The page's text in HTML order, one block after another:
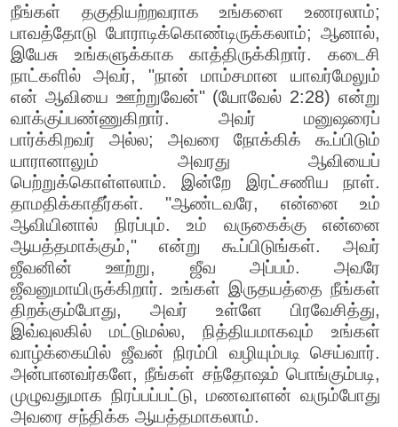
நீங்கள் தகுதியற்றவராக உங்களை உணரலாம்;
பாவத்தோடு போராடிக்கொண்டிருக்கலாம்; ஆனால்,
இயேசு உங்களுக்காக காத்திருக்கிறார். கடைசி
நாட்களில் அவர், "நான் மாம்சமான யாவர்மேலும்
என் ஆவியை ஊற்றுவேன்" (யோவேல் 2:28) என்று
வாக்குப்பண்ணுகிறார். அவர் மனுஷரைப்
பார்க்கிறவர் அல்ல; அவரை நோக்கிக் கூப்பிடும்
யாரானாலும் அவரது ஆவியைப்
பெற்றுக்கொள்ளலாம். இன்றே இரட்சணிய நாள்.
தாமதிக்காதீர்கள். "ஆண்டவரே, என்னை உம்
ஆவியினால் நிரப்பும். உம் வருகைக்கு என்னை
ஆயத்தமாக்கும்," என்று கூப்பிடுங்கள். அவர்
ஜீவனின் ஊற்று, ஜீவ அப்பம். அவரே
ஜீவனுமாயிருக்கிறார். உங்கள் இருதயத்தை நீங்கள்
திறக்கும்போது, அவர் உள்ளே பிரவேசித்து,
இவ்வுலகில் மட்டுமல்ல, நித்தியமாகவும் உங்கள்
வாழ்க்கையில் ஜீவன் நிரம்பி வழியும்படி செய்வார்.
அன்பானவர்களே, நீங்கள் சந்தோஷம் பொங்கும்படி,
முழுவதுமாக நிரப்பப்பட்டு, மணவாளன் வரும்போது
அவரை சந்திக்க ஆயத்தமாகலாம்.